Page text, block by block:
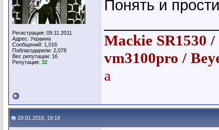
Регистрация: 09.11.2011
Адрес: Украина
Сообщений: 1,016
Поблагодарили: 2,078
Вес репутации: 16
Репутация: 32
Понять и
Mackie SR1530
vm3100pro /
a
29.01.2016, 19:19